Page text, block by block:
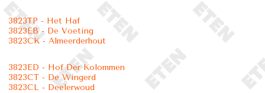
3823TP - Het Haf
3823EB - De Voeting
3823CK - Almeerderhout
3823ED - Hof Der Kolommen
3823CT - De Wingerd
3823CL - Deelerwoud